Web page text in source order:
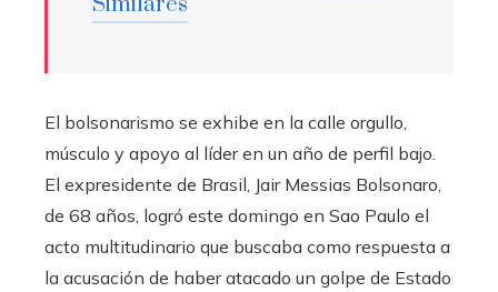
El bolsonarismo se exhibe en la calle orgullo,
músculo y apoyo al líder en un año de perfil bajo.
El expresidente de Brasil, Jair Messias Bolsonaro,
de 68 años, logró este domingo en Sao Paulo el
acto multitudinario que buscaba como respuesta a
la acusación de haber atacado un golpe de Estado